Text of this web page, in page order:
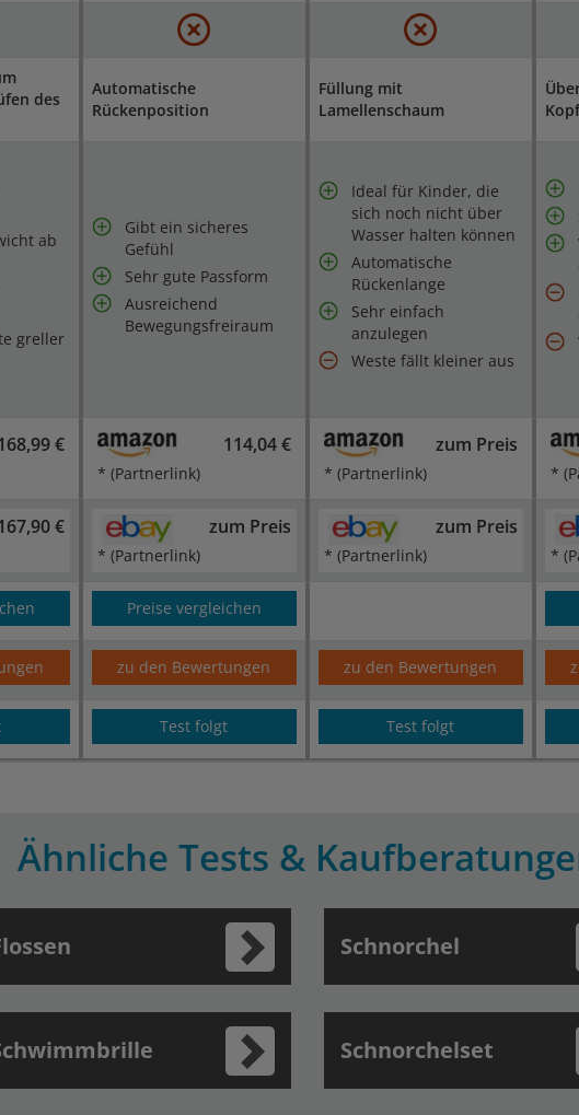
des
Automatische
Rückenposition
Füllung mit
Lamellenschaum
ab
greller
Gibt ein sicheres
Gefühl
Sehr gute Passform
Ausreichend
Bewegungsfreiraum
Ideal für Kinder, die
sich noch nicht über
Wasser halten können
Automatische
Rückenlange
Sehr einfach
anzulegen
Weste fällt kleiner aus
€ 114,04 €
* (Partnerlink)
zum Preis
* (Partnerlink) *
€ zum Preis
* (Partnerlink)
zum Preis
* (Partnerlink) *
Preise vergleichen
zu den Bewertungen zu den Bewertungen
Test folgt Test folgt
Ähnliche Tests &
Schnorchel
Schnorchelset